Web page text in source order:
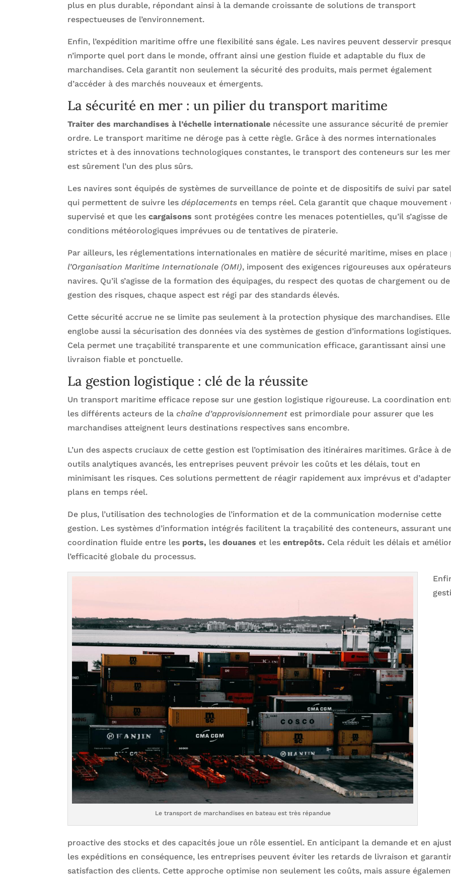
plus en plus durable, répondant ainsi à la demande croissante de solutions de transport
respectueuses de l’environnement.
Enfin, l’expédition maritime offre une flexibilité sans égale. Les navires peuvent desservir
n’importe quel port dans le monde, offrant ainsi une gestion fluide et adaptable du flux de
marchandises. Cela garantit non seulement la sécurité des produits, mais permet également
d’accéder à des marchés nouveaux et émergents.
La sécurité en mer : un pilier du transport maritime
Traiter des marchandises à l’échelle internationale nécessite une assurance sécurité de premier
ordre. Le transport maritime ne déroge pas à cette règle. Grâce à des normes internationales
strictes et à des innovations technologiques constantes, le transport des conteneurs sur les
est sûrement l’un des plus sûrs.
Les navires sont équipés de systèmes de surveillance de pointe et de dispositifs de suivi par
qui permettent de suivre lesdéplacements en temps réel. Cela garantit que chaque mouvement
supervisé et que lescargaisons sont protégées contre les menaces potentielles, qu’il s’agisse de
conditions météorologiques imprévues ou de tentatives de piraterie.
Par ailleurs, les réglementations internationales en matière de sécurité maritime, mises en place
l’Organisation Maritime Internationale (OMI), imposent des exigences rigoureuses aux
navires. Qu’il s’agisse de la formation des équipages, du respect des quotas de chargement ou
gestion des risques, chaque aspect est régi par des standards élevés.
Cette sécurité accrue ne se limite pas seulement à la protection physique des marchandises. Elle
englobe aussi la sécurisation des données via des systèmes de gestion d’informations logistiques.
Cela permet une traçabilité transparente et une communication efficace, garantissant ainsi une
livraison fiable et ponctuelle.
La gestion logistique : clé de la réussite
Un transport maritime efficace repose sur une gestion logistique rigoureuse. La coordination
les différents acteurs de lachaîne d’approvisionnement est primordiale pour assurer que les
marchandises atteignent leurs destinations respectives sans encombre.
L’un des aspects cruciaux de cette gestion est l’optimisation des itinéraires maritimes. Grâce à
outils analytiques avancés, les entreprises peuvent prévoir les coûts et les délais, tout en
minimisant les risques. Ces solutions permettent de réagir rapidement aux imprévus et
plans en temps réel.
De plus, l’utilisation des technologies de l’information et de la communication modernise cette
gestion. Les systèmes d’information intégrés facilitent la traçabilité des conteneurs, assurant
coordination fluide entre les ports, lesdouanes et les entrepôts. Cela réduit les délais et
l’efficacité globale du processus.
Le transport de marchandises en bateau est très répandue
proactive des stocks et des capacités joue un rôle essentiel. En anticipant la demande et en
les expéditions en conséquence, les entreprises peuvent éviter les retards de livraison et
satisfaction des clients. Cette approche optimise non seulement les coûts, mais assure